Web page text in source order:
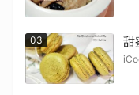
03 甜